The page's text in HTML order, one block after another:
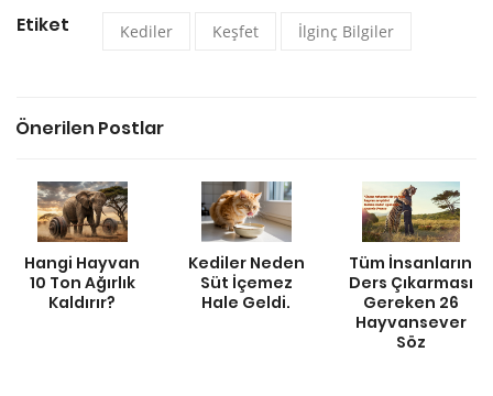
Etiket Kediler Keşfet İlginç Bilgiler
Önerilen Postlar
Hangi Hayvan
10 Ton Ağırlık
Kaldırır?
Kediler Neden
Süt İçemez
Hale Geldi.
Tüm İnsanların
Ders Çıkarması
Gereken 26
Hayvansever
Söz